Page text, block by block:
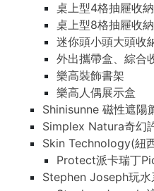
桌上型4格抽屜收
桌上型8格抽屜收
迷你頭小頭大頭收
外出攜帶盒、綜合
樂高裝飾書架
樂高人偶展示盒
Shinisunne 磁性遮陽
Simplex Natura奇幻
Skin Technology(紐
Protect派卡瑞丁
Stephen Joseph玩水